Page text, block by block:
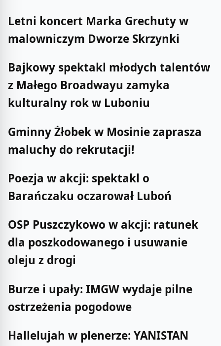
Letni koncert Marka Grechuty w
malowniczym Dworze Skrzynki
Bajkowy spektakl młodych talentów
z Małego Broadwayu zamyka
kulturalny rok w Luboniu
Gminny Żłobek w Mosinie zaprasza
maluchy do rekrutacji!
Poezja w akcji: spektakl o
Barańczaku oczarował Luboń
OSP Puszczykowo w akcji: ratunek
dla poszkodowanego i usuwanie
oleju z drogi
Burze i upały: IMGW wydaje pilne
ostrzeżenia pogodowe
Hallelujah w plenerze: YANISTAN